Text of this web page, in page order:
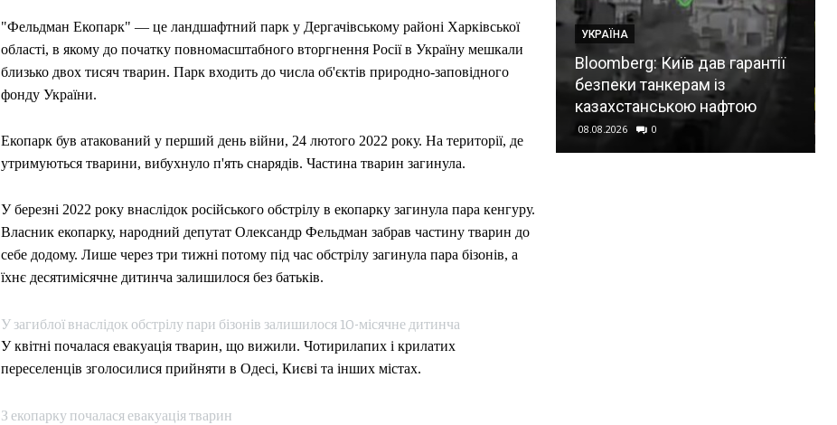
"Фельдман Екопарк" — це ландшафтний парк у Дергачівському районі Харківської
області, в якому до початку повномасштабного вторгнення Росії в Україну мешкали
близько двох тисяч тварин. Парк входить до числа об'єктів природно-заповідного
фонду України.
Екопарк був атакований у перший день війни, 24 лютого 2022 року. На території, де
утримуються тварини, вибухнуло п'ять снарядів. Частина тварин загинула.
У березні 2022 року внаслідок російського обстрілу в екопарку загинула пара кенгуру.
Власник екопарку, народний депутат Олександр Фельдман забрав частину тварин до
себе додому. Лише через три тижні потому під час обстрілу загинула пара бізонів, а
їхнє десятимісячне дитинча залишилося без батьків.
У загиблої внаслідок обстрілу пари бізонів залишилося 10-місячне дитинча
У квітні почалася евакуація тварин, що вижили. Чотирилапих і крилатих
переселенців зголосилися прийняти в Одесі, Києві та інших містах.
З екопарку почалася евакуація тварин
ЕКОНОМІКА
Україна отримає мільярдні
збитки через зупинку
УКРАЇНА
Bloomberg: Київ дав гарантії
безпеки танкерам із
казахстанською нафтою
08.08.2026 0